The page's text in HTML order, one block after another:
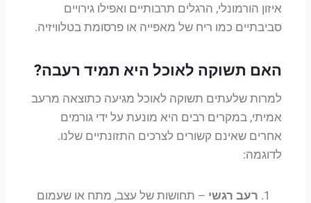
איזון הורמונלי, הרגלים תרבותיים ואפילו גירויים
סביבתיים כמו ריח של מאפייה או פרסומת בטלוויזיה.
האם תשוקה לאוכל היא תמיד רעבה?
למרות שלעתים תשוקה לאוכל מגיעה כתוצאה מרעב
אמיתי, במקרים רבים היא מונעת על ידי גורמים
אחרים שאינם קשורים לצרכים התזונתיים שלנו.
לדוגמה:
רעב רגשי – תחושות של עצב, מתח או שעמום